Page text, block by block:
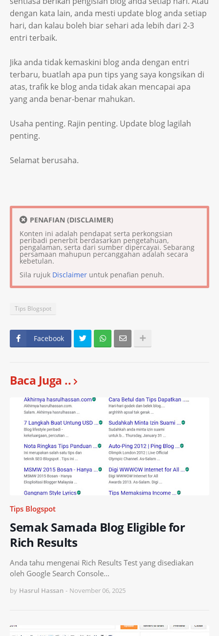
dengan kata lain, anda mesti update blog anda setiap
hari, dan kalau boleh biar sehari ada lebih dari 2-3
entri terbaik.
Jika anda tidak kemaskini blog anda dengan entri
terbaru, buatlah apa pun tips yang saya kongsikan di
atas, trafik ke blog anda tidak akan mencapai apa
yang anda benar-benar mahukan.
Usaha penting. Rajin penting. Update blog lagilah
penting.
Selamat berusaha.
PENAFIAN (DISCLAIMER)
Konten ini adalah pendapat serta perkongsian
peribadi penerbit berdasarkan pengetahuan,
pengalaman, serta dari sumber dipercayai. Sebarang
persamaan mahupun percanggahan adalah secara
kebetulan.
Sila rujuk Disclaimer untuk penafian penuh.
Tips Blogspot
Facebook
Baca Juga ..
Tips Blogspot
Semak Samada Blog Eligible for
Rich Results
Anda tahu mengenai Rich Results Test yang disediakan
oleh Google Search Console…
by Hasrul Hassan - November 06, 2025